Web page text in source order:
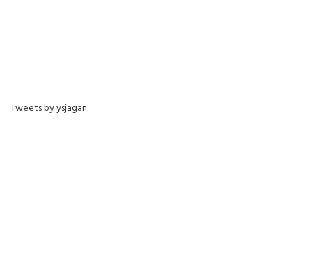
Tweets by ysjagan